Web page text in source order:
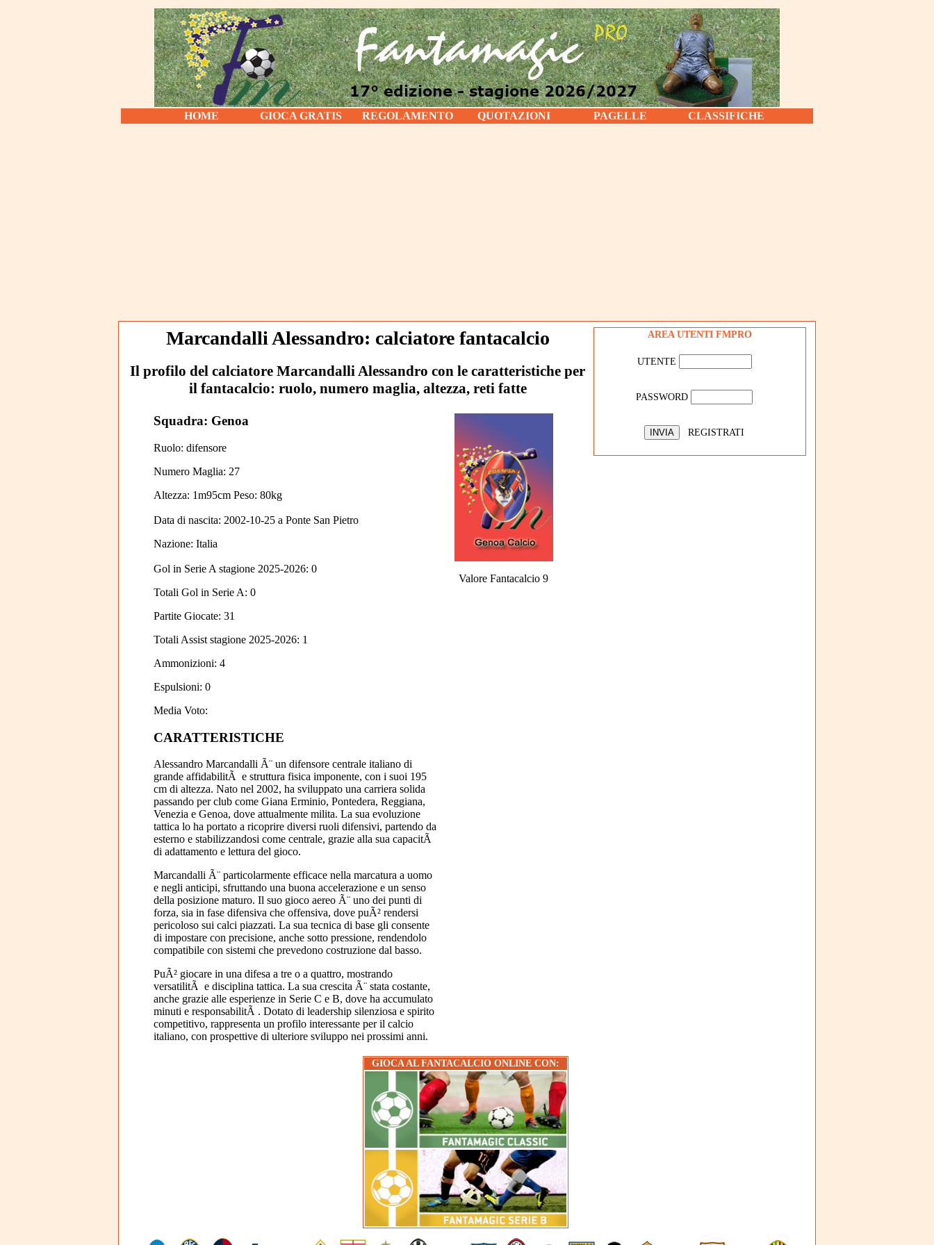
HOME GIOCA GRATIS REGOLAMENTO QUOTAZIONI PAGELLE CLASSIFICHE
Marcandalli Alessandro: calciatore fantacalcio
Il profilo del calciatore Marcandalli Alessandro con le caratteristiche per
il fantacalcio: ruolo, numero maglia, altezza, reti fatte
Squadra: Genoa
Ruolo: difensore
Numero Maglia: 27
Altezza: 1m95cm Peso: 80kg
Data di nascita: 2002-10-25 a Ponte San Pietro
Nazione: Italia
Gol in Serie A stagione 2025-2026: 0
Totali Gol in Serie A: 0
Partite Giocate: 31
Totali Assist stagione 2025-2026: 1
Ammonizioni: 4
Espulsioni: 0
Media Voto:
CARATTERISTICHE
Alessandro Marcandalli Ã¨ un difensore centrale italiano di
grande affidabilitÃ e struttura fisica imponente, con i suoi 195
cm di altezza. Nato nel 2002, ha sviluppato una carriera solida
passando per club come Giana Erminio, Pontedera, Reggiana,
Venezia e Genoa, dove attualmente milita. La sua evoluzione
tattica lo ha portato a ricoprire diversi ruoli difensivi, partendo da
esterno e stabilizzandosi come centrale, grazie alla sua capacitÃ
di adattamento e lettura del gioco.
Marcandalli Ã¨ particolarmente efficace nella marcatura a uomo
e negli anticipi, sfruttando una buona accelerazione e un senso
della posizione maturo. Il suo gioco aereo Ã¨ uno dei punti di
forza, sia in fase difensiva che offensiva, dove puÃ² rendersi
pericoloso sui calci piazzati. La sua tecnica di base gli consente
di impostare con precisione, anche sotto pressione, rendendolo
compatibile con sistemi che prevedono costruzione dal basso.
PuÃ² giocare in una difesa a tre o a quattro, mostrando
versatilitÃ e disciplina tattica. La sua crescita Ã¨ stata costante,
anche grazie alle esperienze in Serie C e B, dove ha accumulato
minuti e responsabilitÃ . Dotato di leadership silenziosa e spirito
competitivo, rappresenta un profilo interessante per il calcio
italiano, con prospettive di ulteriore sviluppo nei prossimi anni.
Valore Fantacalcio 9
AREA UTENTI FMPRO
UTENTE
PASSWORD
REGISTRATI
GIOCA AL FANTACALCIO ONLINE CON: